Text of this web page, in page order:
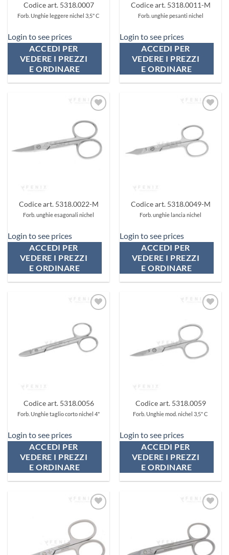
Codice art. 5318.0007
Forb. Unghie leggere nichel 3,5" C
Login to see prices
ACCEDI PER
VEDERE I PREZZI
E ORDINARE
Codice art. 5318.0011-M
Forb. unghie pesanti nichel
Login to see prices
ACCEDI PER
VEDERE I PREZZI
E ORDINARE
ai
preferiti
Codice art. 5318.0022-M
Forb. unghie esagonali nichel
Login to see prices
ACCEDI PER
VEDERE I PREZZI
E ORDINARE
preferiti
Codice art. 5318.0049-M
Forb. unghie lancia nichel
Login to see prices
ACCEDI PER
VEDERE I PREZZI
E ORDINARE
ai
preferiti
Codice art. 5318.0056
Forb. Unghie taglio corto nichel 4"
Login to see prices
ACCEDI PER
VEDERE I PREZZI
E ORDINARE
preferiti
Codice art. 5318.0059
Forb. Unghie mod. nichel 3,5" C
Login to see prices
ACCEDI PER
VEDERE I PREZZI
E ORDINARE
ai
preferiti
ai
preferiti